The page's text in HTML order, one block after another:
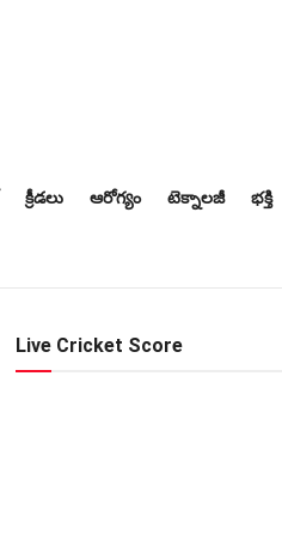
క్రీడలు ఆరోగ్యం టెక్నాలజీ భక్తి
Live Cricket Score